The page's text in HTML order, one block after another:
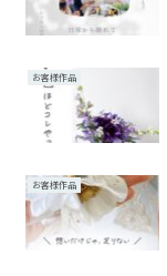
お客様作品
お客様作品